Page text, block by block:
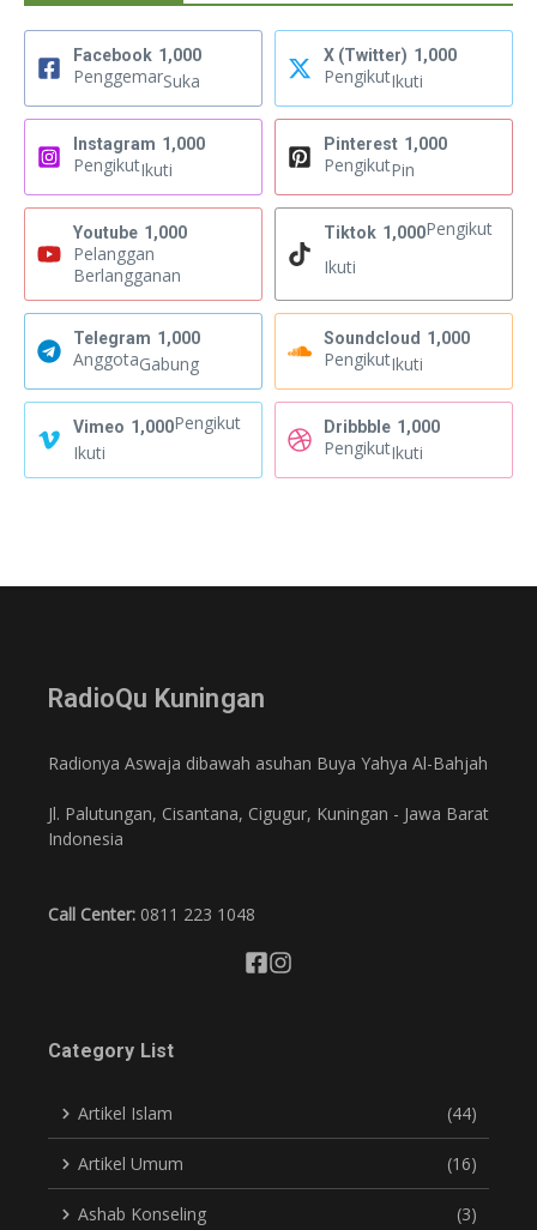
Facebook 1,000
PenggemarSuka
X (Twitter) 1,000
PengikutIkuti
Instagram 1,000
PengikutIkuti
Pinterest 1,000
PengikutPin
Youtube 1,000
Pelanggan
Berlangganan
Tiktok 1,000Pengikut
Ikuti
Telegram 1,000
AnggotaGabung
Soundcloud 1,000
PengikutIkuti
Vimeo 1,000Pengikut
Ikuti
Dribbble 1,000
PengikutIkuti
RadioQu Kuningan
Radionya Aswaja dibawah asuhan Buya Yahya Al-Bahjah
Jl. Palutungan, Cisantana, Cigugur, Kuningan - Jawa Barat
Indonesia
Call Center: 0811 223 1048
Category List
Artikel Islam (44)
Artikel Umum (16)
Ashab Konseling (3)